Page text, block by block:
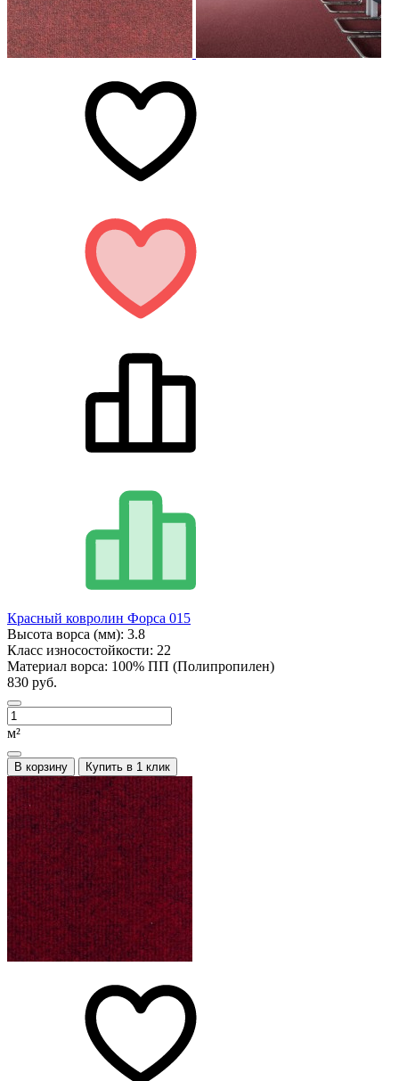
Красный ковролин Форса 015
Высота ворса (мм): 3.8
Класс износостойкости: 22
Материал ворса: 100% ПП (Полипропилен)
830 руб.
м²
В корзину Купить в 1 клик